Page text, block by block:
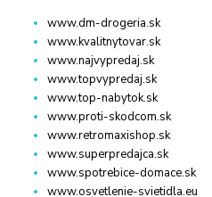
www.dm-drogeria.sk
www.kvalitnytovar.sk
www.najvypredaj.sk
www.topvypredaj.sk
www.top-nabytok.sk
www.proti-skodcom.sk
www.retromaxishop.sk
www.superpredajca.sk
www.spotrebice-domace.sk
www.osvetlenie-svietidla.eu